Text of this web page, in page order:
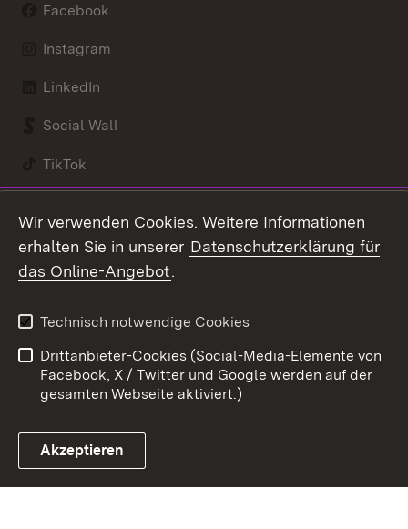
Facebook
Instagram
LinkedIn
Social Wall
TikTok
Link zum Landesportal
Kontakt
Barrierefreiheit
Impressum
Cookies
Wir verwenden Cookies. Weitere Informationen
erhalten Sie in unserer Datenschutzerklärung für
das Online-Angebot.
Technisch notwendige Cookies
Drittanbieter-Cookies (Social-Media-Elemente von
Facebook, X / Twitter und Google werden auf der
gesamten Webseite aktiviert.)
Akzeptieren